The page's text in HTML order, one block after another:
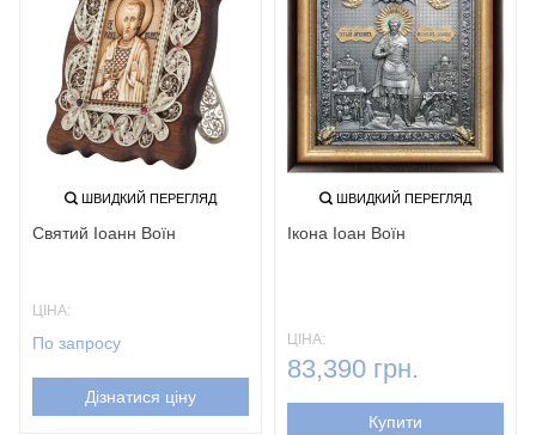
ШВИДКИЙ ПЕРЕГЛЯД
Святий Іоанн Воїн
ЦІНА:
По запросу
Дізнатися ціну
ШВИДКИЙ ПЕРЕГЛЯД
Ікона Іоан Воїн
ЦІНА:
83,390 грн.
Купити